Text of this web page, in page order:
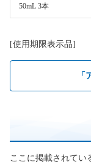
50mL 3本
[使用期限表示品]
ここに掲載されてい